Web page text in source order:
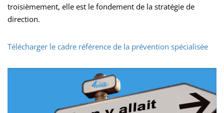
troisièmement, elle est le fondement de la stratégie de
direction.
Télécharger le cadre référence de la prévention spécialisée